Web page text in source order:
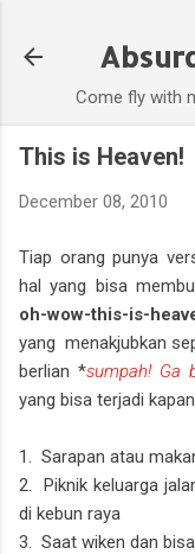
Come fly with
This is Heaven!
December 08, 2010
Tiap orang punya
hal yang bisa
oh-wow-this-is-
yang menakjubkan
berlian *sumpah! Ga
yang bisa terjadi
1. Sarapan atau
2. Piknik keluarga
di kebun raya
3. Saat wiken dan